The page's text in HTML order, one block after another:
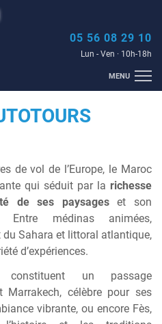
05 56 08 29 10
Lun - Ven · 10h-18h
MENU
de vol de l’Europe, le Maroc
qui séduit par la richesse
de ses paysageset son
Entre médinas animées,
du Sahara et littoral atlantique,
d’expériences.
un passage
Marrakech, célèbre pour ses
vibrante, ou encore Fès,